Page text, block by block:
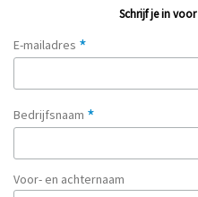
Schrijf je in
E-mailadres *
Bedrijfsnaam *
Voor- en achternaam